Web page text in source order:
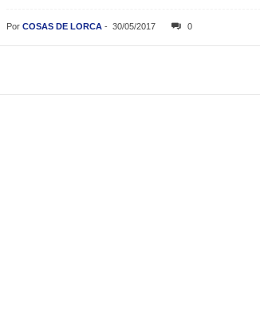
Por COSAS DE LORCA- 30/05/2017 0